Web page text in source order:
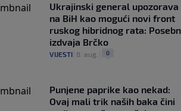
Ukrajinski general upozorava
na BiH kao mogući novi front
ruskog hibridnog rata:
izdvaja Brčko
VIJESTI| 8. aug. 0
Punjene paprike kao nekad:
Ovaj mali trik naših baka čini